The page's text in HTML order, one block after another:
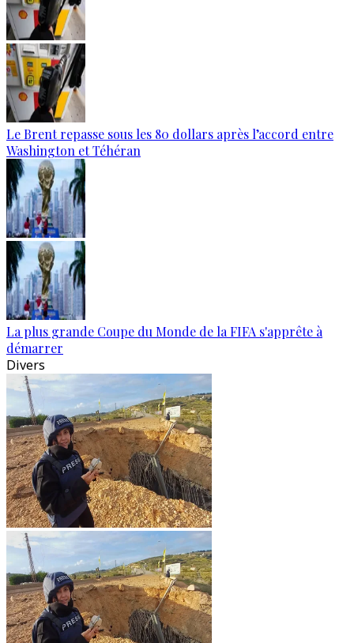
Le Brent repasse sous les 80 dollars après l’accord entre
Washington et Téhéran
La plus grande Coupe du Monde de la FIFA s'apprête à
démarrer
Divers